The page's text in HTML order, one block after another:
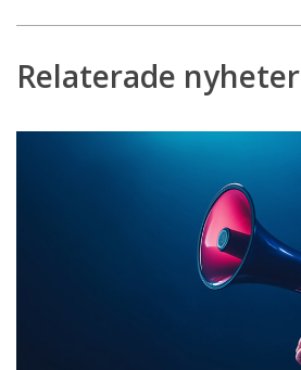
Relaterade nyheter
Fakturan